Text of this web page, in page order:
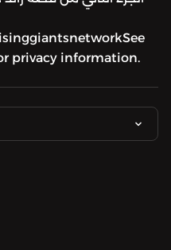
privacy information.